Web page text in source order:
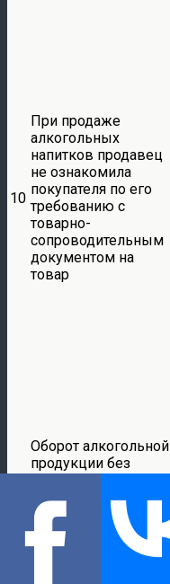
10
При продаже
алкогольных
напитков продавец
не ознакомила
покупателя по его
требованию с
товарно-
сопроводительным
документом на
товар
Оборот алкогольной
продукции без
документов,
подтверждающих
легальность ее
производства и